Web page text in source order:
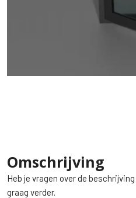
Omschrijving
Heb je vragen over de
graag verder.